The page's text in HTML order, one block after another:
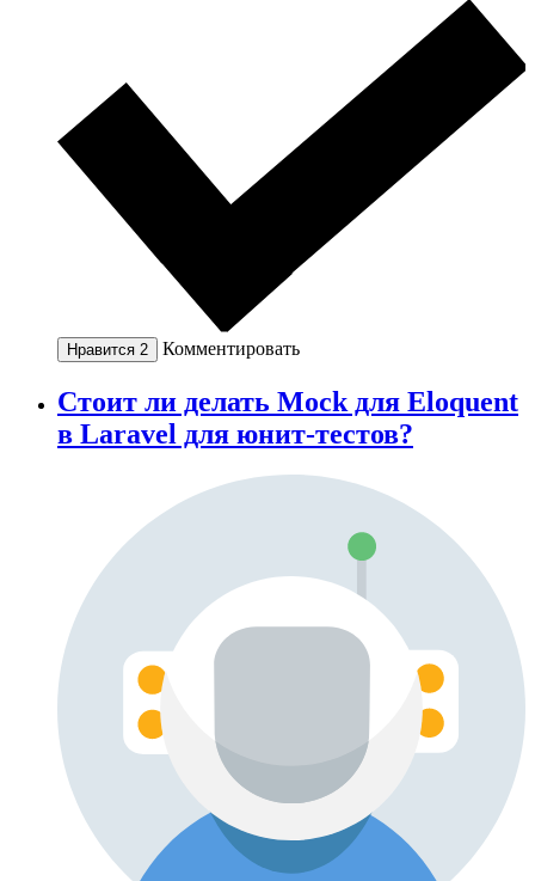
Нравится 2 Комментировать
Стоит ли делать Mock для Eloquent
в Laravel для юнит-тестов?